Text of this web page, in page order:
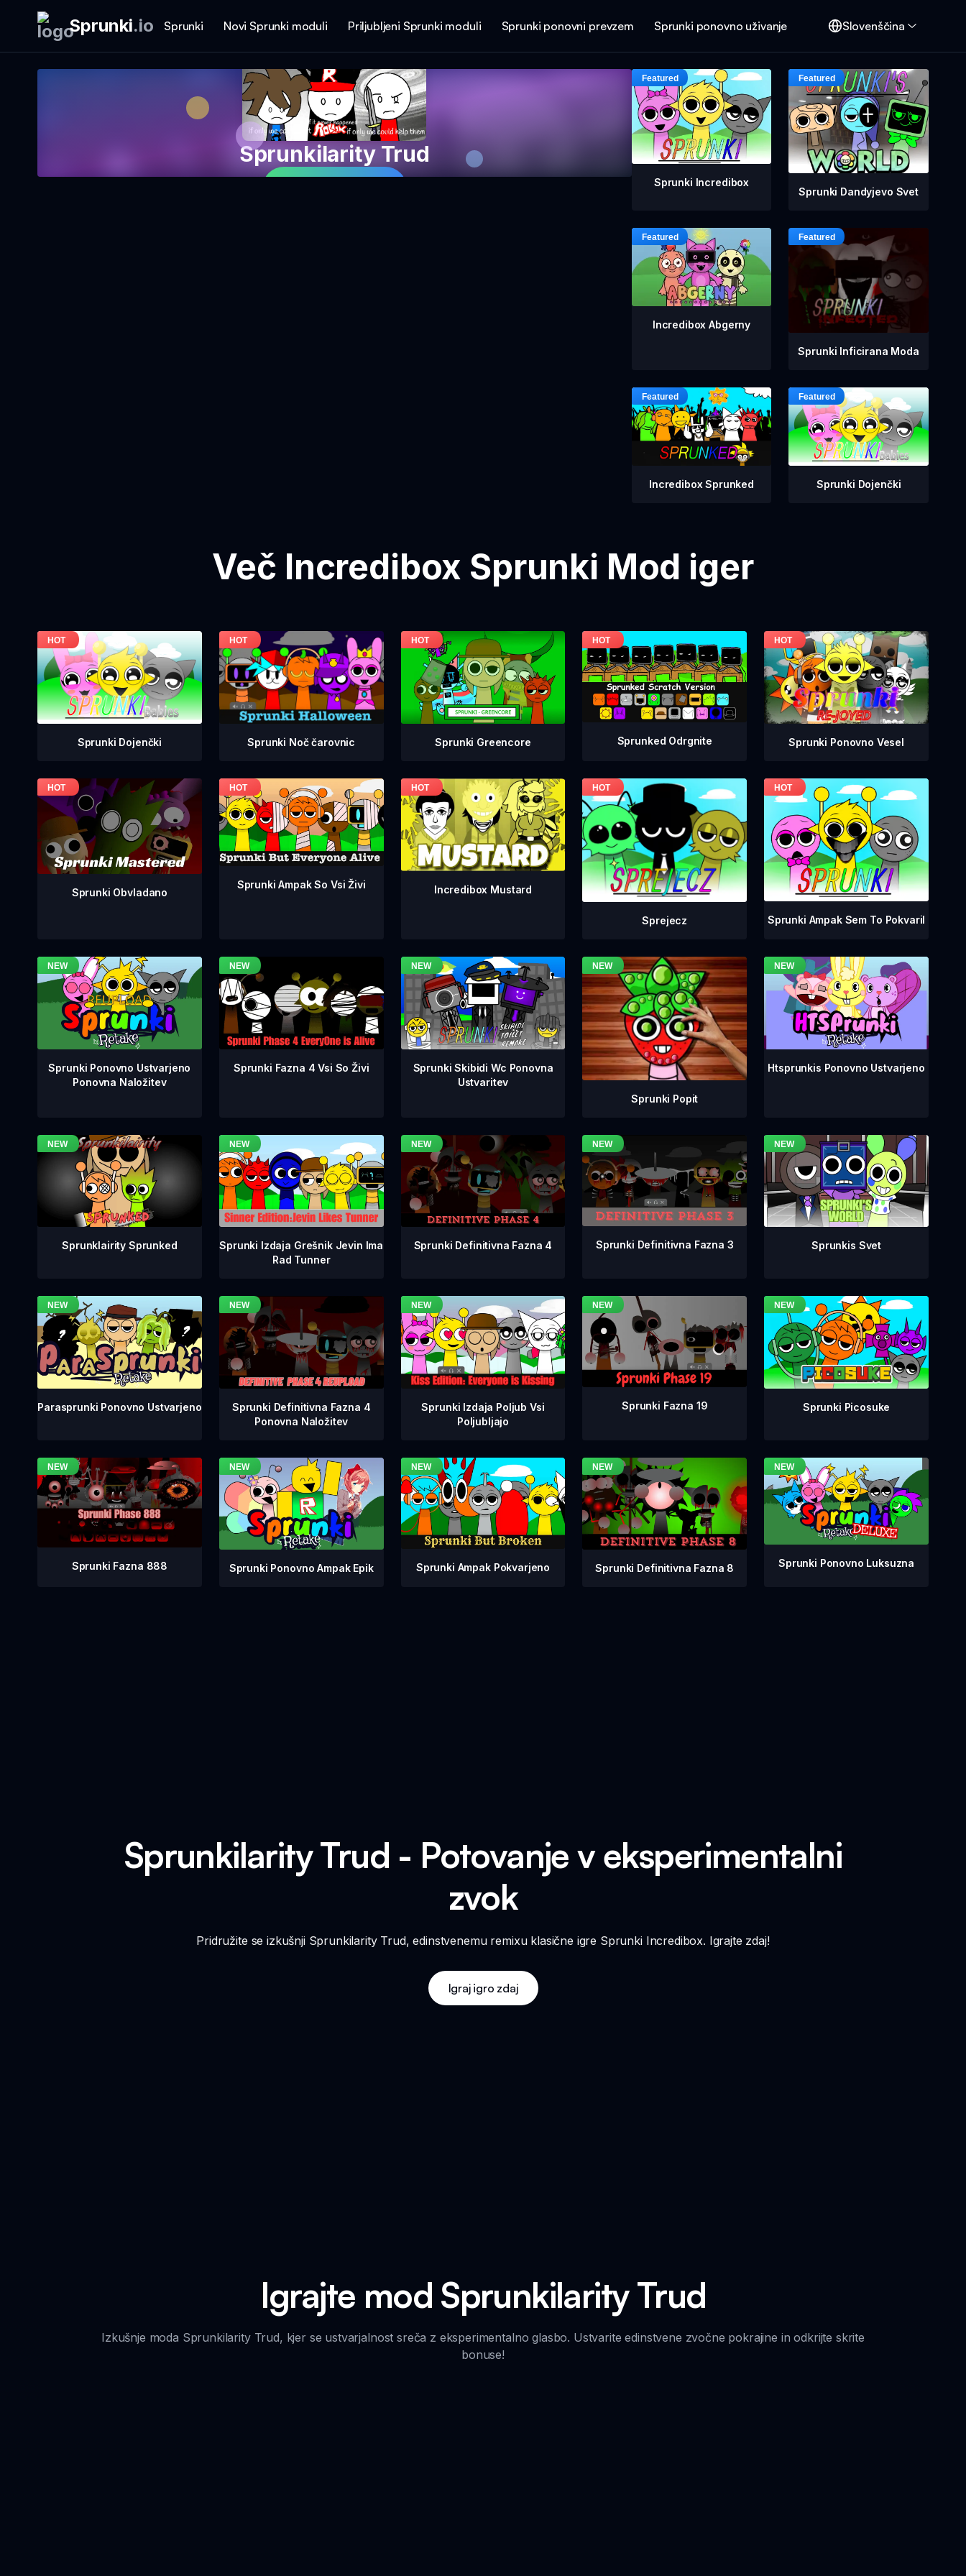
Sprunki.io Sprunki Novi Sprunki moduli Priljubljeni Sprunki moduli Sprunki ponovni prevzem Sprunki ponovno uživanje Slovenščina
Sprunkilarity Trud
Sprunki Incredibox
Sprunki Dandyjevo Svet
Incredibox Abgerny
Sprunki Inficirana Moda
Incredibox Sprunked Sprunki Dojenčki
Več Incredibox Sprunki Mod iger
Sprunki Dojenčki Sprunki Noč čarovnic Sprunki Greencore Sprunked Odrgnite Sprunki Ponovno Vesel
Sprunki Obvladano
Sprunki Ampak So Vsi Živi Incredibox Mustard
Sprejecz Sprunki Ampak Sem To Pokvaril
Sprunki Ponovno Ustvarjeno
Ponovna Naložitev
Sprunki Fazna 4 Vsi So Živi
Sprunki Skibidi Wc Ponovna
Ustvaritev
Sprunki Popit
Htsprunkis Ponovno Ustvarjeno
Sprunklairity Sprunked
Sprunki Izdaja Grešnik Jevin Ima
Rad Tunner
Sprunki Definitivna Fazna 4 Sprunki Definitivna Fazna 3 Sprunkis Svet
Parasprunki Ponovno Ustvarjeno
Sprunki Definitivna Fazna 4
Ponovna Naložitev
Sprunki Izdaja Poljub Vsi
Poljubljajo
Sprunki Fazna 19 Sprunki Picosuke
Sprunki Fazna 888 Sprunki Ponovno Ampak Epik Sprunki Ampak Pokvarjeno Sprunki Definitivna Fazna 8 Sprunki Ponovno Luksuzna
Sprunkilarity Trud - Potovanje v eksperimentalni
zvok
Pridružite se izkušnji Sprunkilarity Trud, edinstvenemu remixu klasične igre Sprunki Incredibox. Igrajte zdaj!
Igraj igro zdaj
Igrajte mod Sprunkilarity Trud
Izkušnje moda Sprunkilarity Trud, kjer se ustvarjalnost sreča z eksperimentalno glasbo. Ustvarite edinstvene zvočne pokrajine in odkrijte skrite
bonuse!